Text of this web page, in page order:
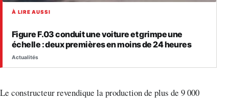
À LIRE AUSSI
Figure F.03 conduit une voiture et grimpe une
échelle : deux premières en moins de 24 heures
Actualités
Le constructeur revendique la production de plus de 9 000